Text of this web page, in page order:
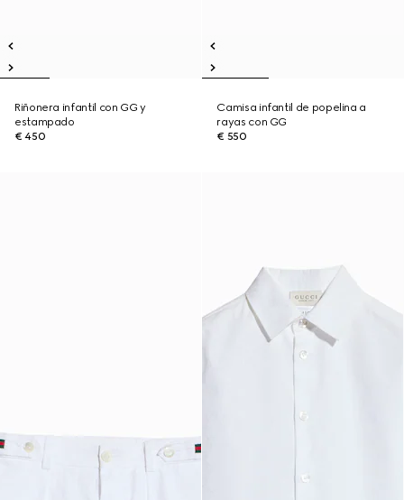
Riñonera infantil con GG y
estampado
€ 450
Camisa infantil de popelina a
rayas con GG
€ 550